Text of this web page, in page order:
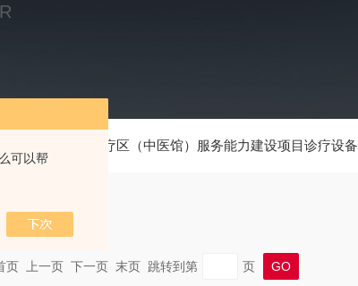
可以帮
卫生机构中医诊疗区（中医馆）服务能力建设项目诊疗设备
页 上一页 下一页 末页 跳转到第 页